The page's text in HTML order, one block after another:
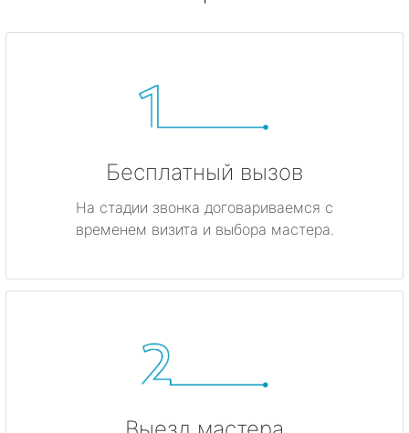
метро Кропоткинская
метро Владыкино
метро Динамо
метро Красные ворота
Бесплатный вызов
На стадии звонка договариваемся с
временем визита и выбора мастера.